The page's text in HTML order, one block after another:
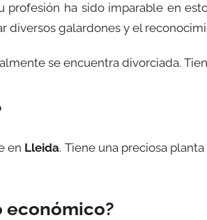
profesión ha sido imparable en
diversos galardones y el
se encuentra divorciada.
en Lleida. Tiene una preciosa
económico?